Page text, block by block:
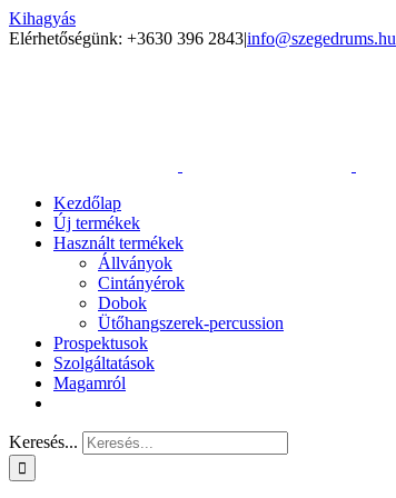
Kihagyás
Elérhetőségünk: +3630 396 2843|info@szegedrums.hu
Kezdőlap
Új termékek
Használt termékek
Állványok
Cintányérok
Dobok
Ütőhangszerek-percussion
Prospektusok
Szolgáltatások
Magamról
Keresés...